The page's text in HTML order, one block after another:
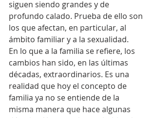
siguen siendo grandes y de
profundo calado. Prueba de ello son
los que afectan, en particular, al
ámbito familiar y a la sexualidad.
En lo que a la familia se refiere, los
cambios han sido, en las últimas
décadas, extraordinarios. Es una
realidad que hoy el concepto de
familia ya no se entiende de la
misma manera que hace algunas